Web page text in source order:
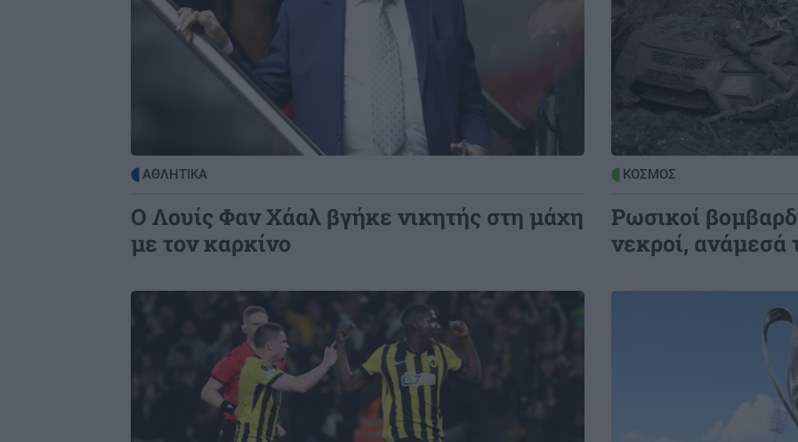
08:50
ΕΛΛΑΔΑ
Ειδικό Χωροταξικό για τον Τουρισμό:
Οι νέοι κανόνες για επενδύσεις, νησιά
και προορισμούς υπό πίεση
08:38
Μοσχάρι: "Εκτοξεύτηκε" η τιμή του
κατά 28,4% από τα τέλη του 2024
GOSSIP - LIFESTYLE
Ο Τζέιμς Κάμερον φαίνεται έτοιμος να
αφήσει πίσω του το «Avatar»
ΑΘΛΗΤΙΚΑ
O Λουίς Φαν Χάαλ βγήκε νικητής στη μάχη
με τον καρκίνο
ΚΟΣΜΟΣ
Ρωσικοί
νεκροί, ανάμεσά